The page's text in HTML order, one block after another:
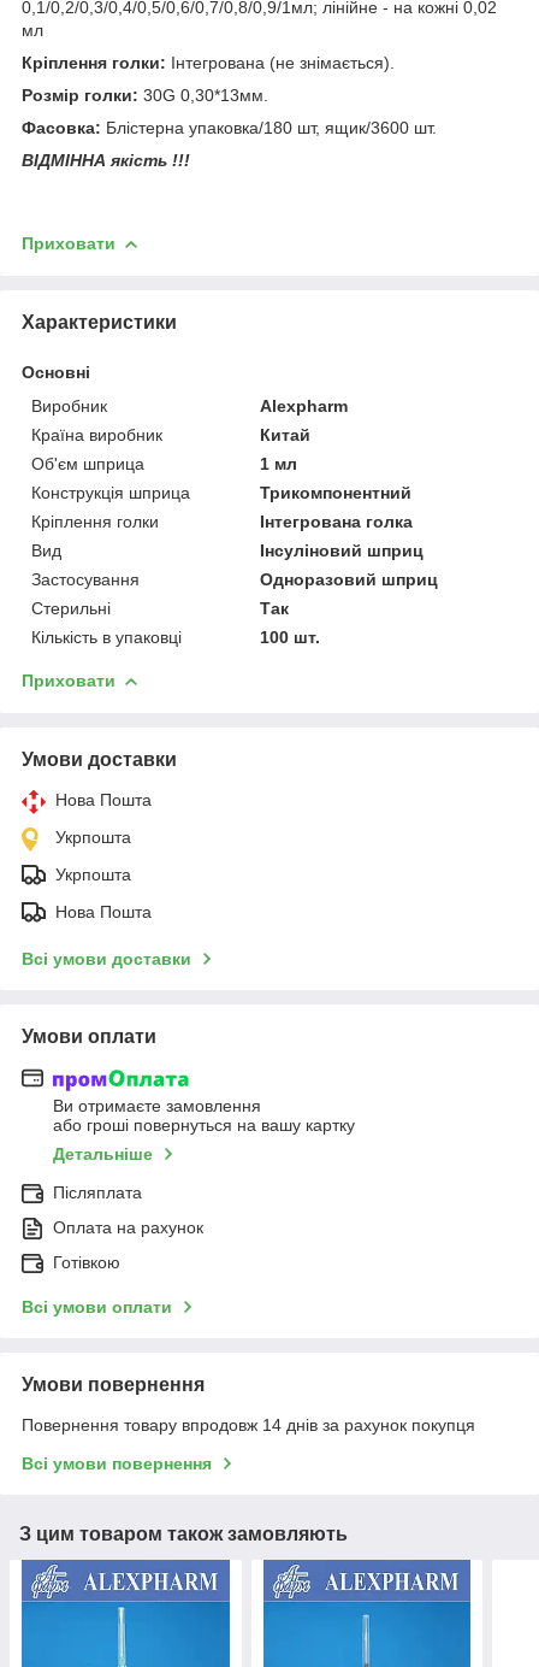
0,1/0,2/0,3/0,4/0,5/0,6/0,7/0,8/0,9/1мл; лінійне - на кожні 0,02
мл
Кріплення голки: Інтегрована (не знімається).
Розмір голки: 30G 0,30*13мм.
Фасовка: Блістерна упаковка/180 шт, ящик/3600 шт.
ВІДМІННА якість !!!
Приховати
Характеристики
Основні
Виробник
Alexpharm
Країна виробник
Китай
Об'єм шприца
1 мл
Конструкція шприца
Трикомпонентний
Кріплення голки
Інтегрована голка
Вид
Інсуліновий шприц
Застосування
Одноразовий шприц
Стерильні
Так
Кількість в упаковці
100 шт.
Приховати
Умови доставки
Нова Пошта
Укрпошта
Укрпошта
Нова Пошта
Всі умови доставки
Умови оплати
Ви отримаєте замовлення
або гроші повернуться на вашу картку
Детальніше
Післяплата
Оплата на рахунок
Готівкою
Всі умови оплати
Умови повернення
Повернення товару впродовж 14 днів за рахунок покупця
Всі умови повернення
З цим товаром також замовляють